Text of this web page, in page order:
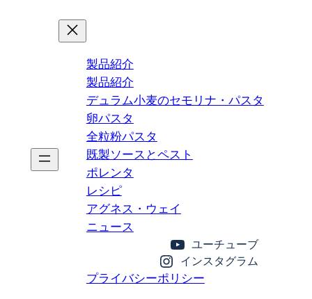
製品紹介
製品紹介
デュラム小麦のセモリナ・パスタ
卵パスタ
全粒粉パスタ
既製ソースとペスト
ポレンタ
レシピ
アグネス・ウェイ
ニュース
ユーチューブ
インスタグラム
プライバシーポリシー